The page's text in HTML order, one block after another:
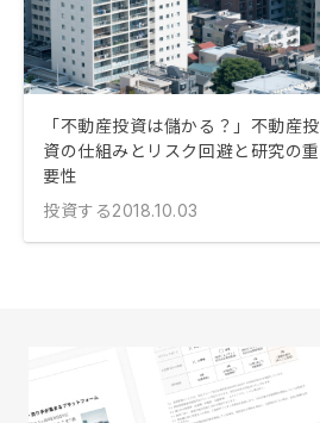
「不動産投資は儲かる？」不動産投
資の仕組みとリスク回避と研究の重
要性
投資する2018.10.03